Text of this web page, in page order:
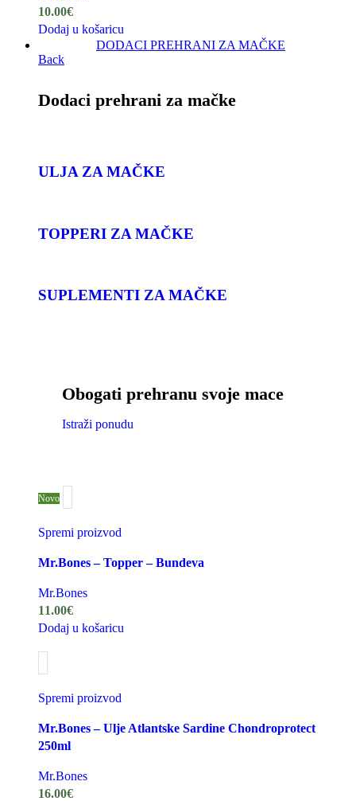
10.00€
Dodaj u košaricu
DODACI PREHRANI ZA MAČKE
Back
Dodaci prehrani za mačke
ULJA ZA MAČKE
TOPPERI ZA MAČKE
SUPLEMENTI ZA MAČKE
Obogati prehranu svoje mace
Istraži ponudu
Novo
Spremi proizvod
Mr.Bones – Topper – Bundeva
Mr.Bones
11.00€
Dodaj u košaricu
Spremi proizvod
Mr.Bones – Ulje Atlantske Sardine Chondroprotect
250ml
Mr.Bones
16.00€